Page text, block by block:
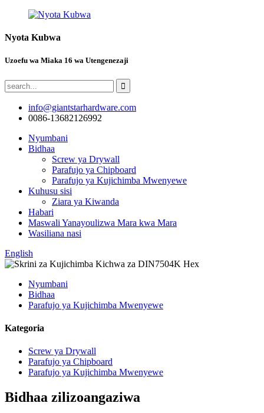
Nyota Kubwa
Uzoefu wa Miaka 16 wa Utengenezaji
info@giantstarhardware.com
0086-13682126992
Nyumbani
Bidhaa
Screw ya Drywall
Parafujo ya Chipboard
Parafujo ya Kujichimba Mwenyewe
Kuhusu sisi
Ziara ya Kiwanda
Habari
Maswali Yanayoulizwa Mara kwa Mara
Wasiliana nasi
English
Nyumbani
Bidhaa
Parafujo ya Kujichimba Mwenyewe
Kategoria
Screw ya Drywall
Parafujo ya Chipboard
Parafujo ya Kujichimba Mwenyewe
Bidhaa zilizoangaziwa